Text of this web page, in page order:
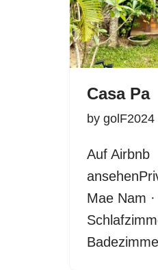
Casa Pa
by golF2024
Auf Airbnb
Mae Nam